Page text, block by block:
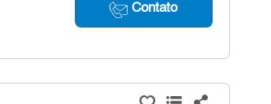
Contato